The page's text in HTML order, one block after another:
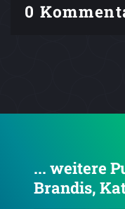
0
... weitere
Brandis,